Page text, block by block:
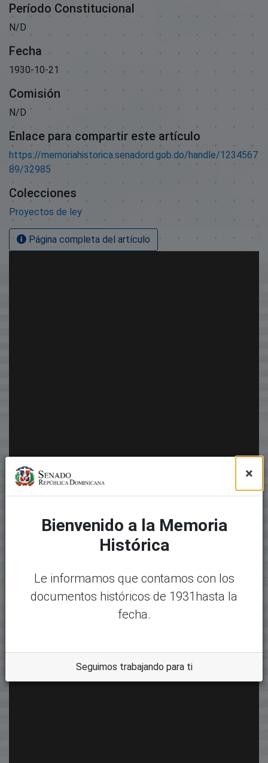
Período Constitucional
N/D
Fecha
1930-10-21
Comisión
N/D
Enlace para compartir este artículo
https://memoriahistorica.senadord.gob.do/handle/1234567
89/32985
Colecciones
Proyectos de ley
Página completa del artículo
×
Bienvenido a la Memoria
Histórica
Le informamos que contamos con los
documentos históricos de 1931hasta la
fecha.
Seguimos trabajando para ti